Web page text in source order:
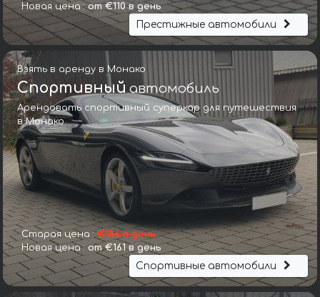
Новая цена :от €110 в день
Престижные автомобили
Взять в аренду в Монако
Спортивныйавтомобиль
Арендовать спортивный суперкар для путешествия
в Монако
Старая цена :€186 в день
Новая цена : от €161 в день
Спортивные автомобили